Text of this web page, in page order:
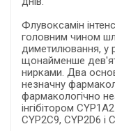
Флувоксамін
головним чином
диметилювання, у
щонайменше
нирками. Два
незначну
фармакологічно
інгібітором
CYP2С9, CYP2D6 і